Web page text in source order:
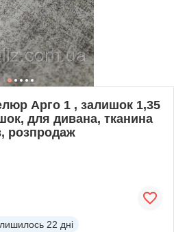
Арго 1 , залишок 1,35
для дивана, тканина
розпродаж
22 дні